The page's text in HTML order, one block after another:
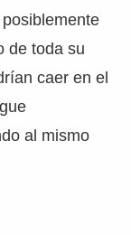
de toda su
caer en el
al mismo